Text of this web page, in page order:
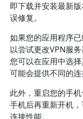
即下载并安装最新
误修复。
如果您的应用程序
以尝试更改VPN服
您可以在应用中选
可能会提供不同的连
此外，重启您的手
手机后再重新开机
连接性能。